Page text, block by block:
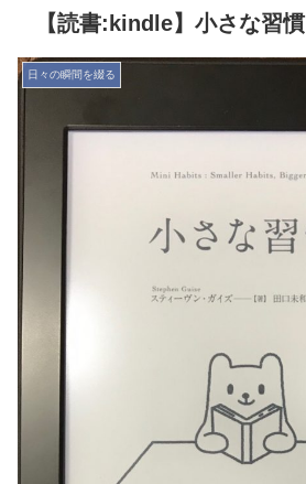
【読書:kindle】小さな習慣
日々の瞬間を綴る